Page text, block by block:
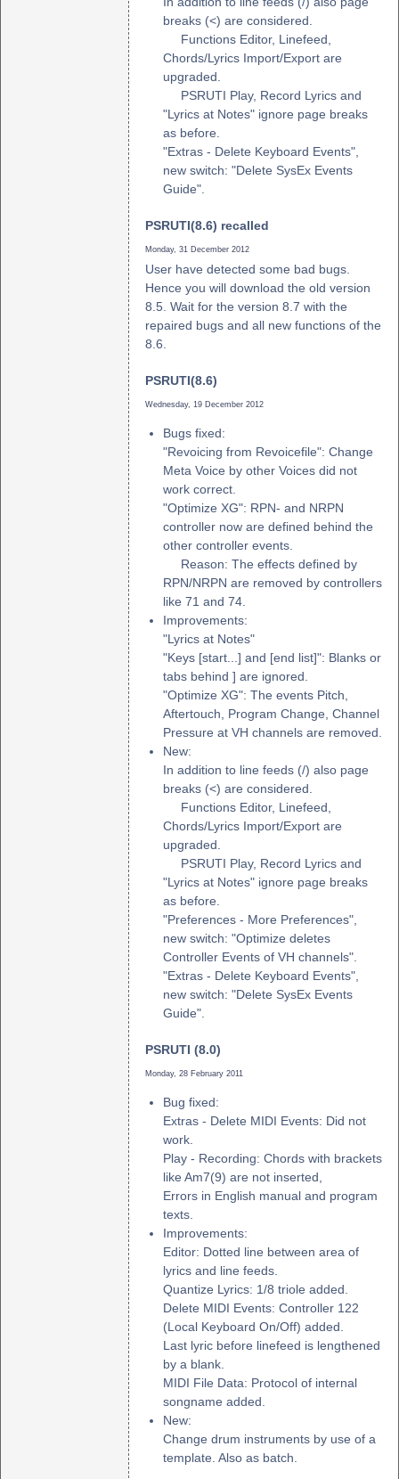
breaks (<) are considered.
Functions Editor, Linefeed,
Chords/Lyrics Import/Export are
upgraded.
PSRUTI Play, Record Lyrics and
"Lyrics at Notes" ignore page breaks
as before.
"Extras - Delete Keyboard Events",
new switch: "Delete SysEx Events
Guide".
PSRUTI(8.6) recalled
Monday, 31 December 2012
User have detected some bad bugs.
Hence you will download the old version
8.5. Wait for the version 8.7 with the
repaired bugs and all new functions of the
8.6.
PSRUTI(8.6)
Wednesday, 19 December 2012
Bugs fixed:
"Revoicing from Revoicefile": Change
Meta Voice by other Voices did not
work correct.
"Optimize XG": RPN- and NRPN
controller now are defined behind the
other controller events.
Reason: The effects defined by
RPN/NRPN are removed by controllers
like 71 and 74.
Improvements:
"Lyrics at Notes"
"Keys [start...] and [end list]": Blanks or
tabs behind ] are ignored.
"Optimize XG": The events Pitch,
Aftertouch, Program Change, Channel
Pressure at VH channels are removed.
New:
In addition to line feeds (/) also page
breaks (<) are considered.
Functions Editor, Linefeed,
Chords/Lyrics Import/Export are
upgraded.
PSRUTI Play, Record Lyrics and
"Lyrics at Notes" ignore page breaks
as before.
"Preferences - More Preferences",
new switch: "Optimize deletes
Controller Events of VH channels".
"Extras - Delete Keyboard Events",
new switch: "Delete SysEx Events
Guide".
PSRUTI (8.0)
Monday, 28 February 2011
Bug fixed:
Extras - Delete MIDI Events: Did not
work.
Play - Recording: Chords with brackets
like Am7(9) are not inserted,
Errors in English manual and program
texts.
Improvements:
Editor: Dotted line between area of
lyrics and line feeds.
Quantize Lyrics: 1/8 triole added.
Delete MIDI Events: Controller 122
(Local Keyboard On/Off) added.
Last lyric before linefeed is lengthened
by a blank.
MIDI File Data: Protocol of internal
songname added.
New:
Change drum instruments by use of a
template. Also as batch.